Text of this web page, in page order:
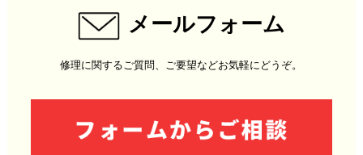
メールフォーム
修理に関するご質問、ご要望などお気軽にどうぞ。